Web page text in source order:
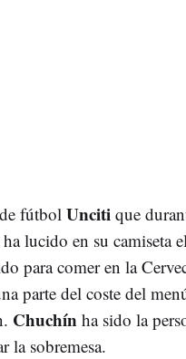
fútbol Unciti que
ha lucido en su camiseta
para comer en la
parte del coste del
Chuchín ha sido la
la sobremesa.